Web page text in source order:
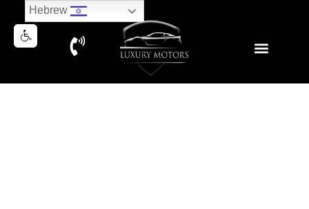
Hebrew